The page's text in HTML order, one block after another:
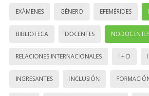
EXÁMENES GÉNERO EFEMÉRIDES
BIBLIOTECA DOCENTES
RELACIONES INTERNACIONALES I + D
INGRESANTES INCLUSIÓN